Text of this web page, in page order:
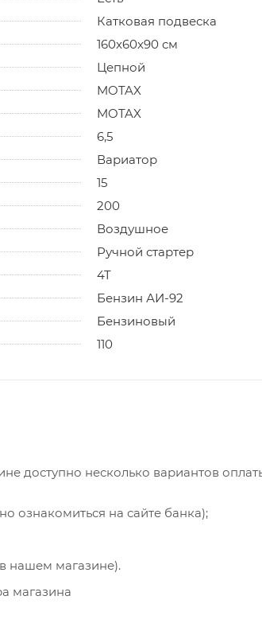
Катковая подвеска
160x60x90 см
Цепной
MOTAX
MOTAX
6,5
Вариатор
15
200
Воздушное
Ручной стартер
4T
Бензин АИ-92
Бензиновый
110
доступно несколько вариантов
ознакомиться на сайте банка);
нашем магазине).
магазина